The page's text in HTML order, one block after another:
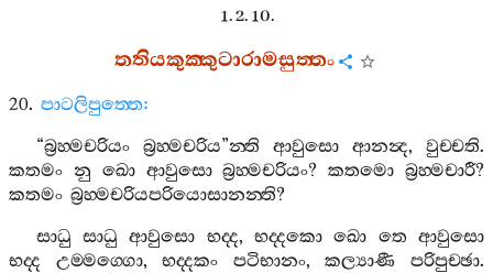
1. 2. 10.
තතියකුක‍්කුටාරාමසුත‍්තං
20. පාටලිපුත‍්තෙ:
“බ්‍රහ‍්මචරියං බ්‍රහ‍්මචරිය”න‍්ති ආවුසො ආනන්‍ද, වුච‍්චති.
කතමං නු ඛො ආවුසො බ්‍රහ‍්මචරියං?කතමො බ්‍රහ‍්මචාරී?
කතමං බ්‍රහ‍්මචරියපරියොසානන‍්ති?
සාධු සාධු ආවුසො භද‍්ද, භද‍්දකො ඛො තෙ ආවුසො
භද‍්ද
උම‍්මග‍්ගො,භද‍්දකං පටිභානං,කල්‍යාණී පරිපුච‍්ඡා.